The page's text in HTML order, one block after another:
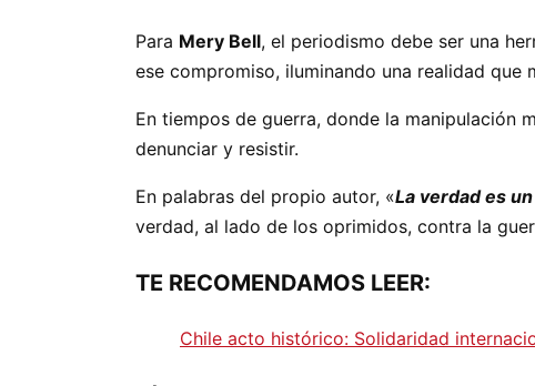
Para Mery Bell, el periodismo debe ser una
ese compromiso, iluminando una realidad que
En tiempos de guerra, donde la manipulación
denunciar y resistir.
En palabras del propio autor, «La verdad es
verdad, al lado de los oprimidos, contra la
TE RECOMENDAMOS LEER:
Chile acto histórico: Solidaridad